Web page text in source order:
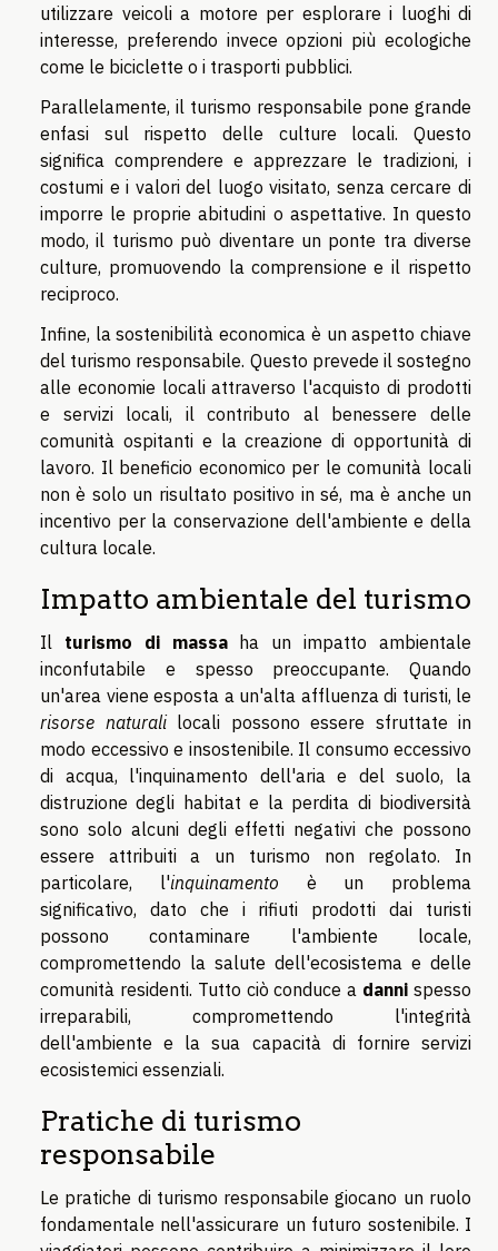
utilizzare veicoli a motore per esplorare i luoghi di
interesse, preferendo invece opzioni più ecologiche
come le biciclette o i trasporti pubblici.
Parallelamente, il turismo responsabile pone grande
enfasi sul rispetto delle culture locali. Questo
significa comprendere e apprezzare le tradizioni, i
costumi e i valori del luogo visitato, senza cercare di
imporre le proprie abitudini o aspettative. In questo
modo, il turismo può diventare un ponte tra diverse
culture, promuovendo la comprensione e il rispetto
reciproco.
Infine, la sostenibilità economica è un aspetto chiave
del turismo responsabile. Questo prevede il sostegno
alle economie locali attraverso l'acquisto di prodotti
e servizi locali, il contributo al benessere delle
comunità ospitanti e la creazione di opportunità di
lavoro. Il beneficio economico per le comunità locali
non è solo un risultato positivo in sé, ma è anche un
incentivo per la conservazione dell'ambiente e della
cultura locale.
Impatto ambientale del turismo
Il turismo di massaha un impatto ambientale
inconfutabile e spesso preoccupante. Quando
un'area viene esposta a un'alta affluenza di turisti, le
risorse naturalilocali possono essere sfruttate in
modo eccessivo e insostenibile. Il consumo eccessivo
di acqua, l'inquinamento dell'aria e del suolo, la
distruzione degli habitat e la perdita di biodiversità
sono solo alcuni degli effetti negativi che possono
essere attribuiti a un turismo non regolato. In
particolare, l'inquinamento è un problema
significativo, dato che i rifiuti prodotti dai turisti
possono contaminare l'ambiente locale,
compromettendo la salute dell'ecosistema e delle
comunità residenti. Tutto ciò conduce a danni spesso
irreparabili, compromettendo l'integrità
dell'ambiente e la sua capacità di fornire servizi
ecosistemici essenziali.
Pratiche di turismo
responsabile
Le pratiche di turismo responsabile giocano un ruolo
fondamentale nell'assicurare un futuro sostenibile. I